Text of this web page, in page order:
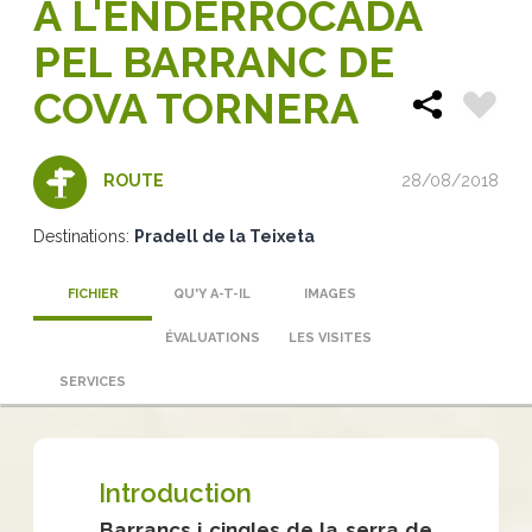
A L'ENDERROCADA
PEL BARRANC DE
COVA TORNERA
ROUTE 28/08/2018
Destinations: Pradell de la Teixeta
FICHIER QU'Y A-T-IL IMAGES
ÉVALUATIONS LES VISITES
SERVICES
Introduction